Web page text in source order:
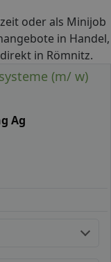
oder als Minijob
in Handel,
in Römnitz.
(m/ w)
Ag